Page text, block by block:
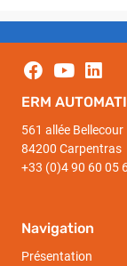
ERM
561 allée Bellecour
84200 Carpentras
+33 (0)4 90 60 05
Navigation
Présentation